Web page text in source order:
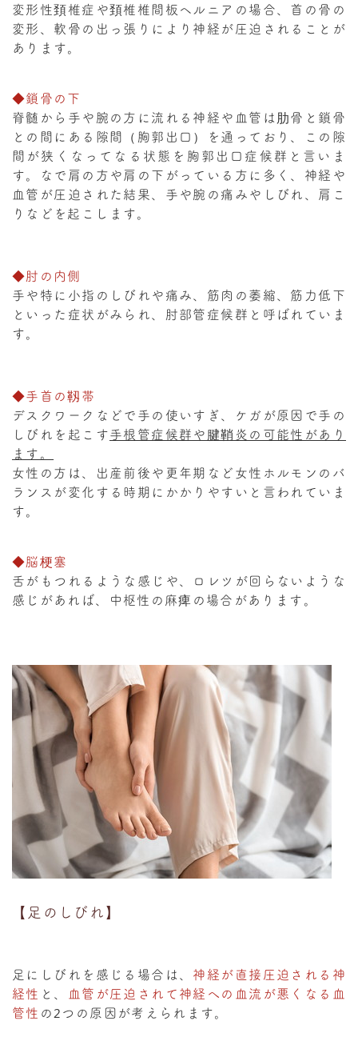
変形性頚椎症や頚椎椎間板ヘルニアの場合、首の骨の
変形、軟骨の出っ張りにより神経が圧迫されることが
あります。
◆鎖骨の下
脊髄から手や腕の方に流れる神経や血管は肋骨と鎖骨
との間にある隙間（胸郭出口）を通っており、この隙
間が狭くなってなる状態を胸郭出口症候群と言いま
す。なで肩の方や肩の下がっている方に多く、神経や
血管が圧迫された結果、手や腕の痛みやしびれ、肩こ
りなどを起こします。
◆肘の内側
手や特に小指のしびれや痛み、筋肉の萎縮、筋力低下
といった症状がみられ、肘部管症候群と呼ばれていま
す。
◆手首の靱帯
デスクワークなどで手の使いすぎ、ケガが原因で手の
しびれを起こす手根管症候群や腱鞘炎の可能性があり
ます。
女性の方は、出産前後や更年期など女性ホルモンのバ
ランスが変化する時期にかかりやすいと言われていま
す。
◆脳梗塞
舌がもつれるような感じや、ロレツが回らないような
感じがあれば、中枢性の麻痺の場合があります。
【足のしびれ】
足にしびれを感じる場合は、 神経が直接圧迫される神
経性 と、 血管が圧迫されて神経への血流が悪くなる血
管性 の2つの原因が考えられます。